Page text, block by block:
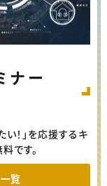
ナー
！」を応援するキ
です。
覧